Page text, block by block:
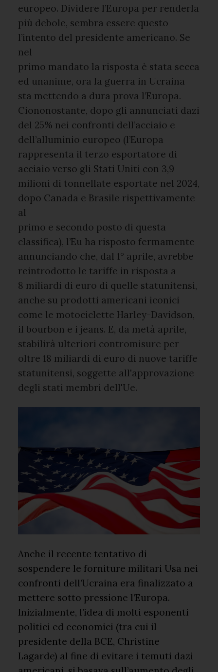
europeo. Dividere l’Europa per renderla
più debole, sembra essere questo
l’intento del presidente americano. Se
nel
primo mandato la risposta è stata secca
ed unanime, ora la guerra in Ucraina
sta mettendo a dura prova l’Europa.
Ciononostante, dopo gli annunciati dazi
del 25% nei confronti dell’acciaio e
dell’alluminio europeo (l’Europa
rappresenta il terzo esportatore di
acciaio verso gli Stati Uniti con 3,9
milioni di tonnellate esportate nel 2024,
dopo Canada e Brasile rispettivamente
al
primo e secondo posto di questa
classifica), l’Eu ha risposto fermamente
annunciando che, dal 1° aprile, avrebbe
reintrodotto le tariffe in risposta a
8 miliardi di euro di quelle statunitensi,
anche su prodotti americani iconici
come le motociclette Harley-Davidson,
il bourbon e i jeans. E, da metà aprile,
stabilirà ulteriori contromisure per
oltre 18 miliardi di euro di nuove tariffe
statunitensi, soggette all'approvazione
degli stati membri dell'Ue.
Anche il recente tentativo di
sospendere le forniture militari Usa nei
confronti dell’Ucraina era finalizzato a
mettere sotto pressione l’Europa.
Inizialmente, l’idea di molti esponenti
politici ed economici (tra cui il
presidente della BCE, Christine
Lagarde) al fine di evitare i temuti dazi